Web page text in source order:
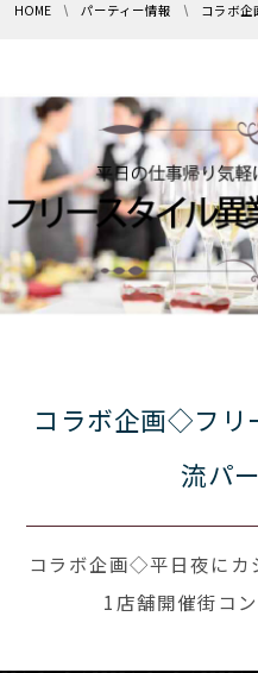
HOME パーティー情報 コラボ
コラボ企画◇フリ
流パ
コラボ企画◇平日夜にカ
1店舗開催街コ